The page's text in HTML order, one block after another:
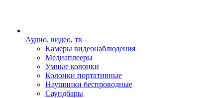
Аудио, видео, тв
Камеры видеонаблюдения
Медиаплееры
Умные колонки
Колонки портативные
Наушники беспроводные
Саундбары